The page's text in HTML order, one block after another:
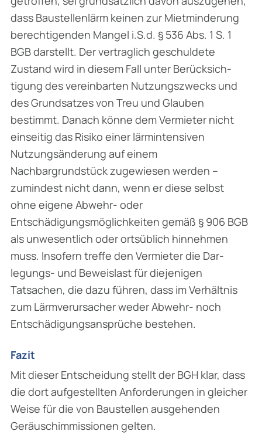
dass Baustellenlärm keinen zur Mietminderung
berechtigenden Mangel i.S.d. § 536 Abs. 1 S. 1
BGB darstellt. Der vertraglich geschuldete
Zustand wird in diesem Fall unter Berücksich­
tigung des vereinbarten Nutzungszwecks und
des Grundsatzes von Treu und Glauben
bestimmt. Danach könne dem Vermieter nicht
einseitig das Risiko einer lärmintensiven
Nutzungsänderung auf einem
Nachbargrundstück zugewiesen werden –
zumindest nicht dann, wenn er diese selbst
ohne eigene Abwehr- oder
Entschädigungsmöglichkeiten gemäß § 906 BGB
als unwesentlich oder ortsüblich hinnehmen
muss. Insofern treffe den Vermieter die Dar­
legungs- und Beweislast für diejenigen
Tatsachen, die dazu führen, dass im Verhältnis
zum Lärmverursacher weder Abwehr- noch
Entschädigungsansprüche bestehen.
Fazit
Mit dieser Entscheidung stellt der BGH klar, dass
die dort aufgestellten Anforderungen in gleicher
Weise für die von Baustellen ausgehenden
Geräuschimmissionen gelten.